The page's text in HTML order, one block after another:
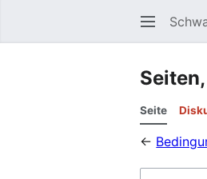
Seite
←